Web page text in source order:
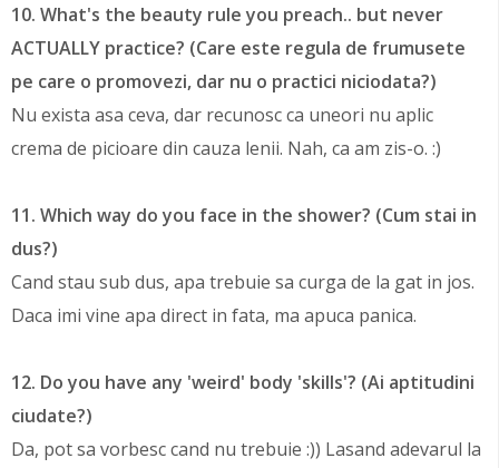
10. What's the beauty rule you preach.. but never
ACTUALLY practice? (Care este regula de frumusete
pe care o promovezi, dar nu o practici niciodata?)
Nu exista asa ceva, dar recunosc ca uneori nu aplic
crema de picioare din cauza lenii. Nah, ca am zis-o. :)
11. Which way do you face in the shower? (Cum stai in
dus?)
Cand stau sub dus, apa trebuie sa curga de la gat in jos.
Daca imi vine apa direct in fata, ma apuca panica.
12. Do you have any 'weird' body 'skills'? (Ai aptitudini
ciudate?)
Da, pot sa vorbesc cand nu trebuie :)) Lasand adevarul la